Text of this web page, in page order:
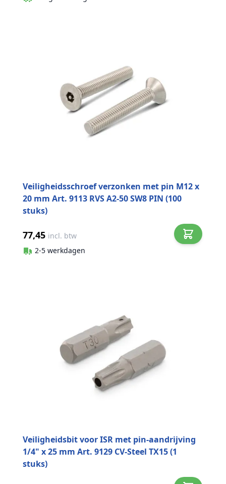
Veiligheidsschroef verzonken met pin M12 x
20 mm Art. 9113 RVS A2-50 SW8 PIN (100
stuks)
77,45 incl. btw
2-5 werkdagen
Veiligheidsbit voor ISR met pin-aandrijving
1/4" x 25 mm Art. 9129 CV-Steel TX15 (1
stuks)